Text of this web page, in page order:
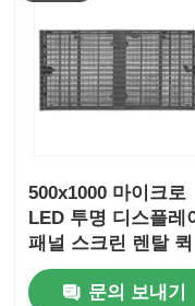
500x1000 마이크로
LED 투명 디스플레
패널 스크린 렌탈
맞춤
문의 보내기